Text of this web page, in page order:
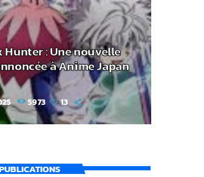
Hunter : Une nouvelle
à Anime Japan
5973 13